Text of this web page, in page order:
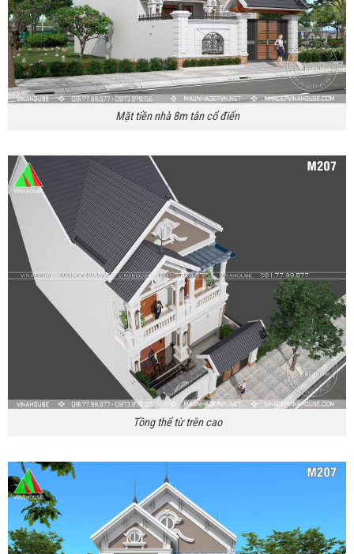
Mặt tiền nhà 8m tân cổ điển
Tồng thể từ trên cao